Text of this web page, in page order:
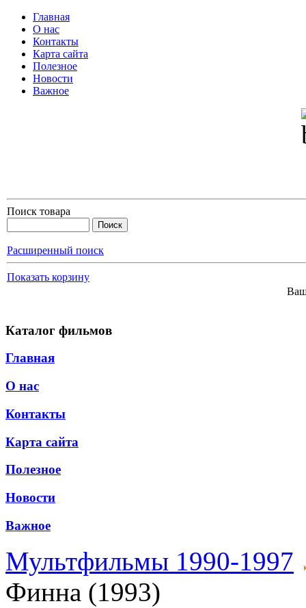
Главная
О нас
Контакты
Карта сайта
Полезное
Новости
Важное
Поиск товара
Расширенный поиск
Показать корзину
Каталог фильмов
Главная
О нас
Контакты
Карта сайта
Полезное
Новости
Важное
Мультфильмы 1990-1997
Финна (1993)